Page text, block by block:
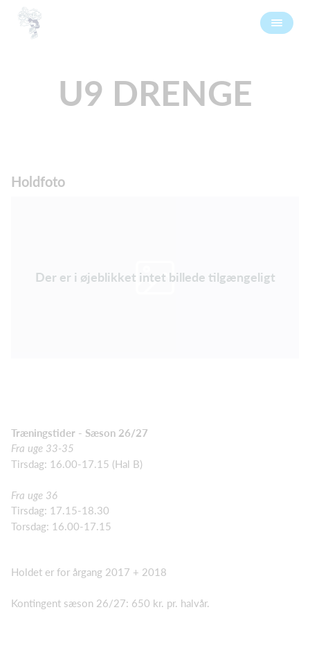
U9 DRENGE
Holdfoto
Der er i øjeblikket intet billede tilgængeligt
Træningstider - Sæson 26/27
Fra uge 33-35
Tirsdag: 16.00-17.15 (Hal B)
Fra uge 36
Tirsdag: 17.15-18.30
Torsdag: 16.00-17.15
Holdet er for årgang 2017 + 2018
Kontingent sæson 26/27: 650 kr. pr. halvår.